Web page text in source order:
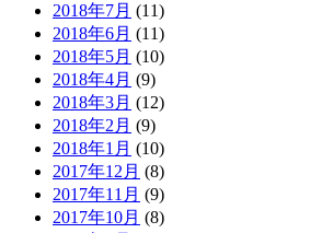
2018年7月 (11)
2018年6月 (11)
2018年5月 (10)
2018年4月 (9)
2018年3月 (12)
2018年2月 (9)
2018年1月 (10)
2017年12月 (8)
2017年11月 (9)
2017年10月 (8)